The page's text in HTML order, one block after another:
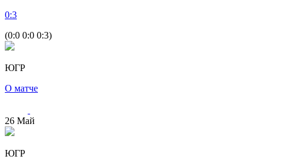
0:3
(0:0 0:0 0:3)
ЮГР
О матче
26 Май
ЮГР